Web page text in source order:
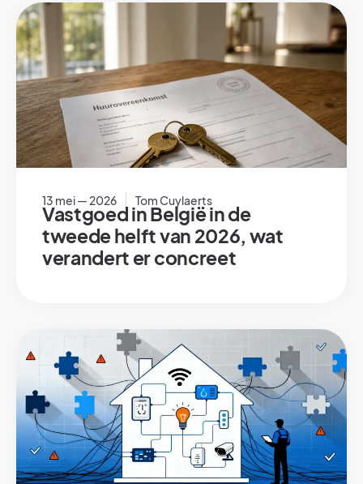
13 mei — 2026 Tom Cuylaerts
Vastgoed in België in de
tweede helft van 2026, wat
verandert er concreet